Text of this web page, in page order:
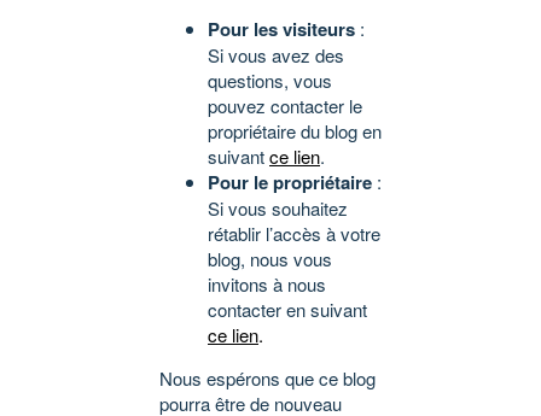
Pour les visiteurs :
Si vous avez des
questions, vous
pouvez contacter le
propriétaire du blog en
suivantce lien.
Pour le propriétaire :
Si vous souhaitez
rétablir l’accès à votre
blog, nous vous
invitons à nous
contacter en suivant
ce lien.
Nous espérons que ce blog
pourra être de nouveau